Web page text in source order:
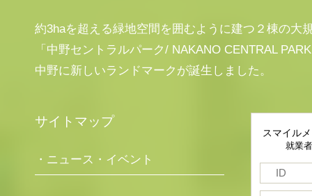
約3haを超える緑地空間を囲むように建つ２棟の大
「中野セントラルパーク/ NAKANO CENTRAL
中野に新しいランドマークが誕生しました。
サイトマップ
・ニュース・イベント
スマイル
就業